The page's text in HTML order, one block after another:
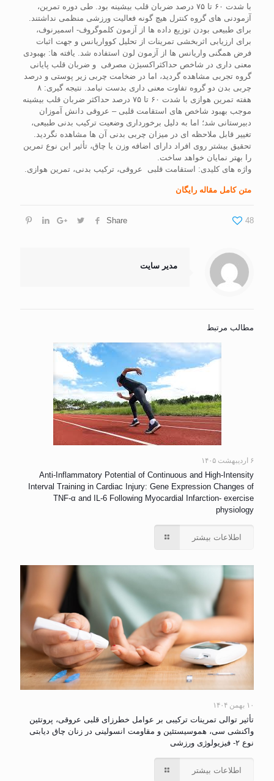
با شدت ۶۰ تا ۷۵ درصد ضربان قلب بیشینه بود. طی دوره تمرین،
آزمودنی های گروه کنترل هیچ گونه فعالیت ورزشی منظمی نداشتند.
برای طبیعی بودن توزیع داده ها از آزمون کلموگروف- اسمیرنوف،
برای ارزیابی اثربخشی تمرینات از تحلیل کوواریانس و جهت اثبات
فرض همگنی واریانس ها از آزمون لون استفاده شد. یافته ها: بهبودی
معنی داری در شاخص حداکثراکسیژن مصرفی و ضربان قلب پایانی
گروه تجربی مشاهده گردید، اما در ضخامت چربی زیر پوستی و درصد
چربی بدن دو گروه تفاوت معنی داری بدست نیامد. نتیجه گیری: ۸
هفته تمرین هوازی با شدت ۶۰ تا ۷۵ درصد حداكثر ضربان قلب بیشینه
موجب بهبود شاخص های استقامت قلبی – عروقی دانش آموزان
دبیرستانی شد؛ اما به دلیل برخورداری وضعیت ترکیب بدنی طبیعی،
تغییر قابل ملاحظه ای در میزان چربی بدنی آن ها مشاهده نگردید.
تحقیق بیشتر روی افراد دارای اضافه وزن یا چاق، تأثیر این نوع تمرین
را بهتر نمایان خواهد ساخت.
واژه های کلیدی: استقامت قلبی عروقی، ترکیب بدنی، تمرین هوازی.
متن کامل مقاله رایگان
Share 48
مدیر سایت
مطالب مرتبط
۶ اردیبهشت ۱۴۰۵
Anti-Inflammatory Potential of Continuous and High-Intensity
Interval Training in Cardiac Injury: Gene Expression Changes of
TNF-α and IL-6 Following Myocardial Infarction- exercise
physiology
اطلاعات بیشتر
۱۰ بهمن ۱۴۰۴
تأثیر توالی تمرینات ترکیبی بر عوامل خطرزای قلبی عروقی، پروتئین
واکنشی سی، هموسیستئین و مقاومت انسولینی در زنان چاق دیابتی
نوع ۲- فیزیولوژی ورزشی
اطلاعات بیشتر